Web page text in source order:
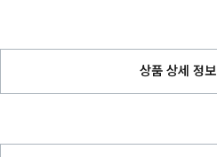
상품 상세 정보